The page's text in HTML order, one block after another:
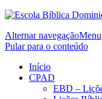
Alternar navegaçãoMenu
Pular para o conteúdo
Início
CPAD
EBD –